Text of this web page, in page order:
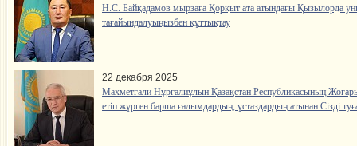
Н.С. Байқадамов мырзаға Қорқыт ата атындағы Қызылорда
тағайындалуыңызбен құттықтау
22 декабря 2025
Махметғали Нұрғалиұлын Қазақстан Республикасының
етіп жүрген барша ғалымдардың, ұстаздардың атынан Сізді